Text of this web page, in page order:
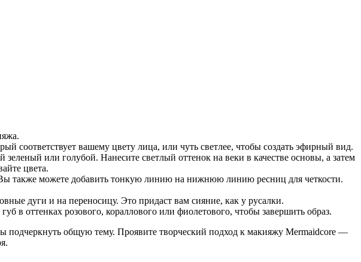
соответствует вашему цвету лица, или чуть светлее, чтобы создать эфирный вид.
или голубой. Нанесите светлый оттенок на веки в качестве основы, а затем
цвета.
также можете добавить тонкую линию на нижнюю линию ресниц для четкости.
дуги и на переносицу. Это придаст вам сияние, как у русалки.
оттенках розового, кораллового или фиолетового, чтобы завершить образ.
подчеркнуть общую тему. Проявите творческий подход к макияжу Mermaidcore —